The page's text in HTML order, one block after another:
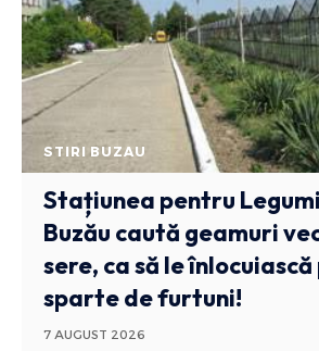
STIRI BUZAU
Stațiunea pentru
Buzău caută geamuri
sere, ca să le
sparte de furtuni!
7 AUGUST 2026